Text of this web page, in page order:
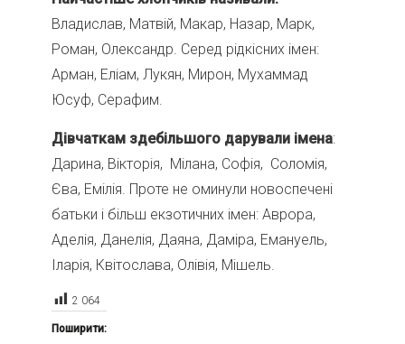
Владислав, Матвій, Макар, Назар, Марк,
Роман, Олександр. Серед рідкісних імен:
Арман, Еліам, Лукян, Мирон, Мухаммад
Юсуф, Серафим.
Дівчаткам здебільшого дарували імена:
Дарина, Вікторія, Мілана, Софія, Соломія,
Єва, Емілія. Проте не оминули новоспечені
батьки і більш екзотичних імен: Аврора,
Аделія, Данелія, Даяна, Даміра, Емануель,
Іларія, Квітослава, Олівія, Мішель.
2 064
Поширити: